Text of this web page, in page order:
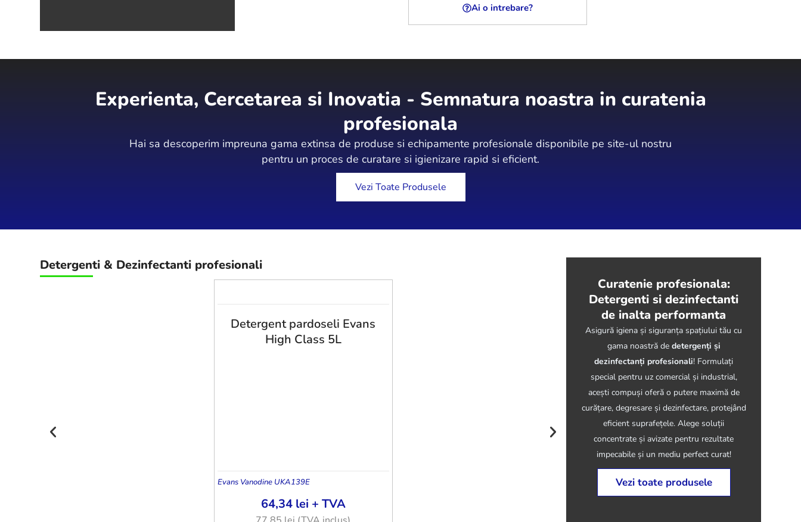
Ai o intrebare?
Experienta, Cercetarea si Inovatia - Semnatura noastra in curatenia
profesionala
Hai sa descoperim impreuna gama extinsa de produse si echipamente profesionale disponibile pe site-ul nostru
pentru un proces de curatare si igienizare rapid si eficient.
Vezi Toate Produsele
Curatenie profesionala:
Detergenti si dezinfectanti
de inalta performanta
Asigură igiena și siguranța spațiului tău cu
gama noastră de detergenți și
dezinfectanți profesionali! Formulați
special pentru uz comercial și industrial,
acești compuși oferă o putere maximă de
curățare, degresare și dezinfectare, protejând
eficient suprafețele. Alege soluții
concentrate și avizate pentru rezultate
impecabile și un mediu perfect curat!
Vezi toate produsele
Detergenti & Dezinfectanti profesionali
Detergent pardoseli Evans
High Class 5L
Evans Vanodine UKA139E
64,34 lei + TVA